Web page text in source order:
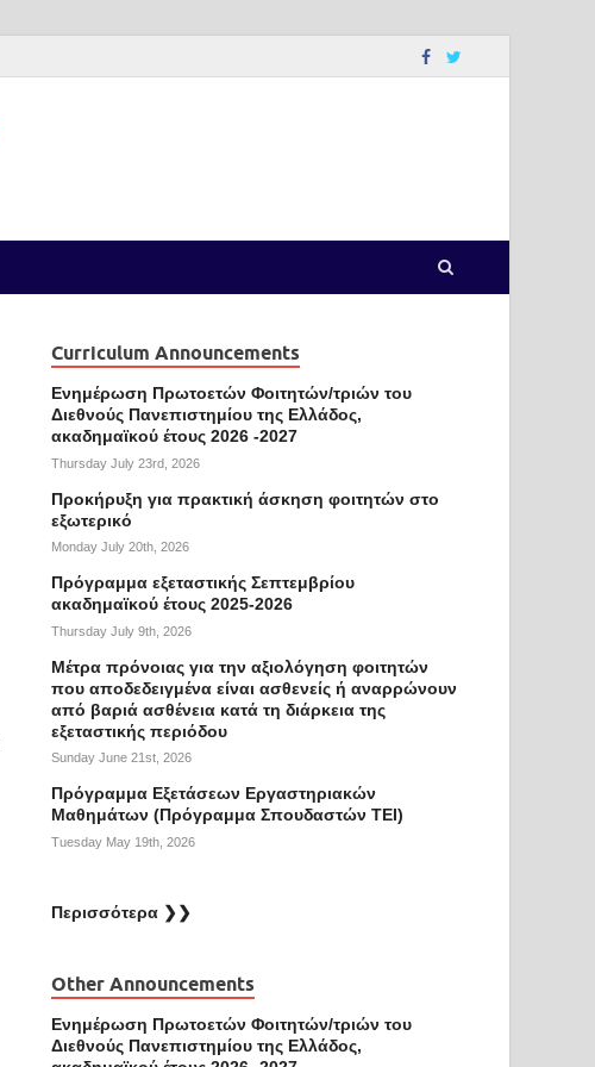
Curriculum Announcements
Ενημέρωση Πρωτοετών Φοιτητών/τριών του
Διεθνούς Πανεπιστημίου της Ελλάδος,
ακαδημαϊκού έτους 2026 -2027
Thursday July 23rd, 2026
Προκήρυξη για πρακτική άσκηση φοιτητών στο
εξωτερικό
Monday July 20th, 2026
Πρόγραμμα εξεταστικής Σεπτεμβρίου
ακαδημαϊκού έτους 2025-2026
Thursday July 9th, 2026
Mέτρα πρόνοιας για την αξιολόγηση φοιτητών
που αποδεδειγμένα είναι ασθενείς ή αναρρώνουν
από βαριά ασθένεια κατά τη διάρκεια της
εξεταστικής περιόδου
Sunday June 21st, 2026
Πρόγραμμα Εξετάσεων Εργαστηριακών
Μαθημάτων (Πρόγραμμα Σπουδαστών ΤΕΙ)
Tuesday May 19th, 2026
Περισσότερα ❯❯
Other Announcements
Ενημέρωση Πρωτοετών Φοιτητών/τριών του
Διεθνούς Πανεπιστημίου της Ελλάδος,